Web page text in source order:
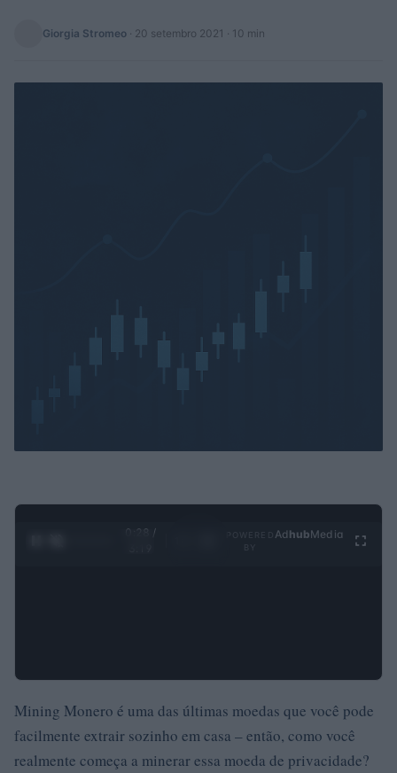
Giorgia Stromeo · 20 setembro 2021 · 10 min
0:30 /
Ad hubMedia
Mining Monero é uma das últimas moedas que você pode
facilmente extrair sozinho em casa – então, como você
realmente começa a minerar essa moeda de privacidade?